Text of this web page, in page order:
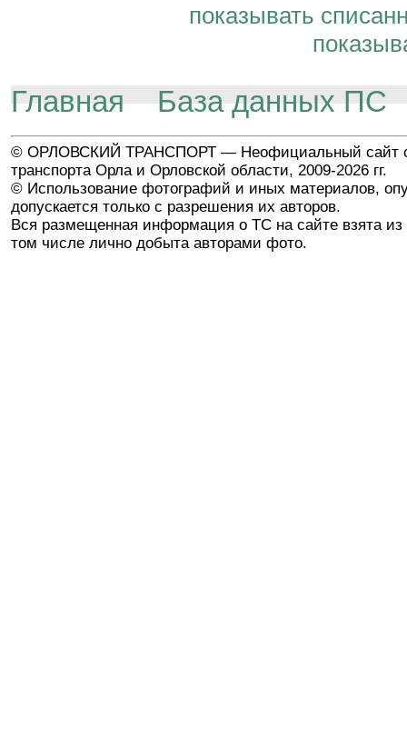
показывать
Главная База данных ПС
© ОРЛОВСКИЙ ТРАНСПОРТ — Неофициальный сайт
транспорта Орла и Орловской области, 2009-2026 гг.
© Использование фотографий и иных материалов,
допускается только с разрешения их авторов.
Вся размещенная информация о ТС на сайте взята из
том числе лично добыта авторами фото.